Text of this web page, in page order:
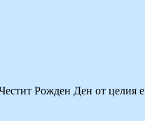
Рожден Ден от целия